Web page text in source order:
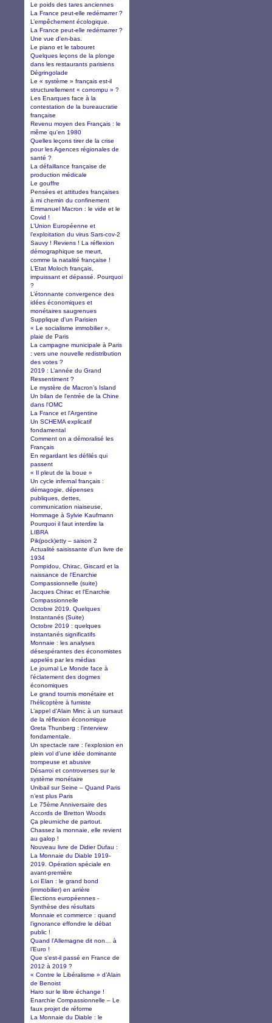
Le poids des tares anciennes
La France peut-elle redémarrer ?
L’empêchement écologique.
La France peut-elle redémarrer ?
Une vue d'en-bas.
Le piano et le tabouret
Quelques leçons de la plonge
dans les restaurants parisiens
Dégringolade
Le « système » français est-il
structurellement « corrompu » ?
Les Enarques face à la
contestation de la bureaucratie
française
Revenu moyen des Français : le
même qu'en 1980
Quelles leçons tirer de la crise
pour les Agences régionales de
santé ?
La défaillance française de
production médicale
Le gouffre
Pensées et attitudes françaises
à mi chemin du confinement
Emmanuel Macron : le vide et le
Covid !
L’Union Européenne et
l’exploitation du virus Sars-cov-2
Sauvy ! Reviens ! La réflexion
démographique se meurt,
comme la natalité française !
L’Etat Moloch français,
impuissant et dépassé. Pourquoi
?
L’étonnante convergence des
idées économiques et
monétaires saugrenues
Supplique d'un Parisien
« Le socialisme immobilier »,
plaie de Paris
La campagne municipale à Paris
: vers une nouvelle redistribution
des votes ?
2019 : L’année du Grand
Ressentiment ?
Le mystère de Macron’s Island
Un bilan de l'entrée de la Chine
dans l'OMC
La France et l'Argentine
Un SCHEMA explicatif
fondamental
Comment on a démoralisé les
Français
En regardant les défilés qui
passent
« Il pleut de la boue »
Un cycle infernal français :
démagogie, dépenses
publiques, dettes,
communication niaiseuse,
Hommage à Sylvie Kaufmann
Pourquoi il faut interdire la
LIBRA
Pik(pock)etty – saison 2
Actualité saisissante d'un livre de
1934
Pompidou, Chirac, Giscard et la
naissance de l'Enarchie
Compassionnelle (suite)
Jacques Chirac et l'Enarchie
Compassionnelle
Octobre 2019. Quelques
Instantanés (Suite)
Octobre 2019 : quelques
instantanés significatifs
Monnaie : les analyses
désespérantes des économistes
appelés par les médias
Le journal Le Monde face à
l’éclatement des dogmes
économiques
Le grand tournis monétaire et
l'hélicoptère à fumiste
L’appel d’Alain Minc à un sursaut
de la réflexion économique
Greta Thunberg : l'interview
fondamentale.
Un spectacle rare : l’explosion en
plein vol d’une idée dominante
trompeuse et abusive
Désarroi et controverses sur le
système monétaire
Unibail sur Seine – Quand Paris
n’est plus Paris
Le 75ème Anniversaire des
Accords de Bretton Woods
Ça pleurniche de partout.
Chassez la monnaie, elle revient
au galop !
Nouveau livre de Didier Dufau :
La Monnaie du Diable 1919-
2019. Opération spéciale en
avant-première
Loi Elan : le grand bond
(immobilier) en arrière
Elections européennes -
Synthèse des résultats
Monnaie et commerce : quand
l’ignorance effondre le débat
public !
Quand l’Allemagne dit non… à
l’Euro !
Que s'est-il passé en France de
2012 à 2019 ?
« Contre le Libéralisme » d’Alain
de Benoist
Haro sur le libre échange !
Enarchie Compassionnelle – Le
faux projet de réforme
La Monnaie du Diable : le